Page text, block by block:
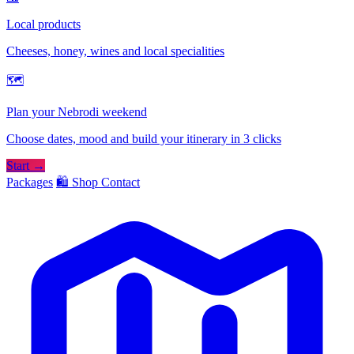
Local products
Cheeses, honey, wines and local specialities
🗺
Plan your Nebrodi weekend
Choose dates, mood and build your itinerary in 3 clicks
Start →
Packages 🛍️ Shop Contact